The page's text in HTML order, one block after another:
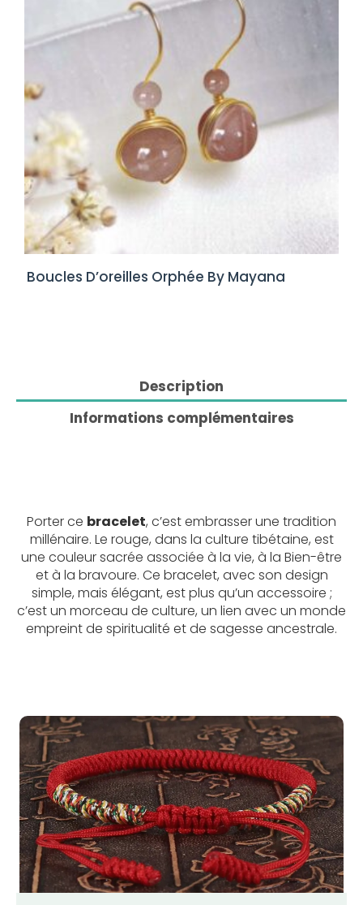
Boucles D’oreilles Orphée By Mayana
Description
Informations complémentaires
Porter ce bracelet, c’est embrasser une tradition
millénaire. Le rouge, dans la culture tibétaine, est
une couleur sacrée associée à la vie, à la Bien-être
et à la bravoure. Ce bracelet, avec son design
simple, mais élégant, est plus qu’un accessoire ;
c’est un morceau de culture, un lien avec un monde
empreint de spiritualité et de sagesse ancestrale.